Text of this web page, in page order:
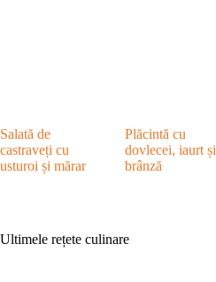
Salată de
castraveți cu
usturoi și mărar
Plăcintă cu
dovlecei, iaurt și
brânză
Ultimele rețete culinare